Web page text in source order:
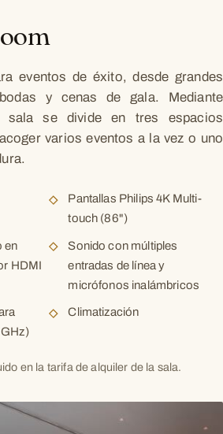
eventos de éxito, desde grandes
y cenas de gala. Mediante
sala se divide en tres espacios
varios eventos a la vez o uno
Pantallas Philips 4K Multi-
touch (86")
en
HDMI
Sonido con múltiples
entradas de línea y
micrófonos inalámbricos
Climatización
en la tarifa de alquiler de la sala.